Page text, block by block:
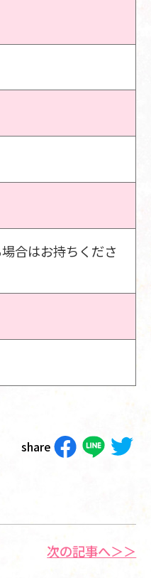
合はお持ちくださ
share
次の記事へ＞＞